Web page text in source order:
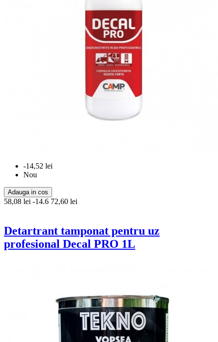
-14,52 lei
Nou
Adauga in cos
58,08 lei -14.6 72,60 lei
Detartrant tamponat pentru uz
profesional Decal PRO 1L